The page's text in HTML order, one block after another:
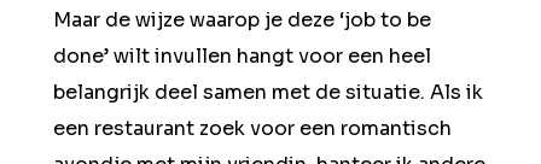
Maar de wijze waarop je deze ‘job to be
done’ wilt invullen hangt voor een heel
belangrijk deel samen met de situatie. Als ik
een restaurant zoek voor een romantisch